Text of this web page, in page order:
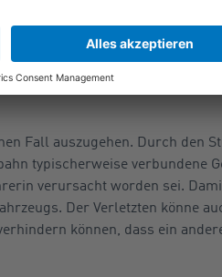
ohne Berührung ist daher
Ereignis, dass über
Art und Weise das
oder sonstige
Fall auszugehen. Durch den
typischerweise verbundene
verursacht worden sei.
Der Verletzten könne
können, dass ein